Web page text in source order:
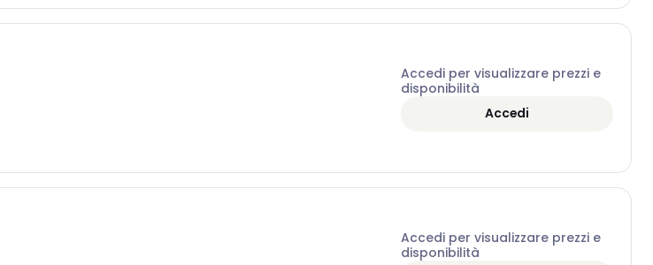
Accedi per visualizzare prezzi e
disponibilità
Accedi
Accedi per visualizzare prezzi e
disponibilità